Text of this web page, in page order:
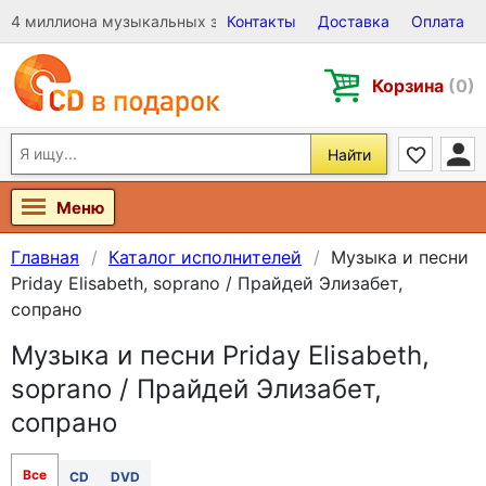
4 миллиона музыкальных записей на Виниле, CD и DVD
Контакты Доставка Оплата
Корзина (0)
Найти
Меню
Главная Каталог исполнителей
Музыка и песни
Priday Elisabeth, soprano / Прайдей Элизабет,
сопрано
Музыка и песни Priday Elisabeth,
soprano / Прайдей Элизабет,
сопрано
Все CD DVD